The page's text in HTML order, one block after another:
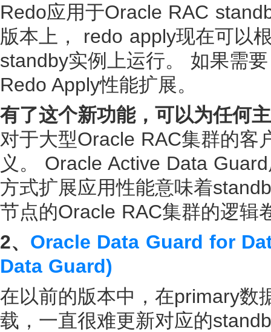
Redo应用于Oracle RAC
版本上 ，
redo apply现在可以
standby实例上运行。 如果需
Redo Apply性能扩展。
有了这个新功能，可以为任何
对于大型Oracle RAC集群的客
义。 Oracle Active Data
方式扩展应用性能意味着
节点的Oracle RAC集群的逻辑
2、 Oracle Data Guard for
Data Guard)
在以前的版本中，在primary数
载，一直很难更新对应的